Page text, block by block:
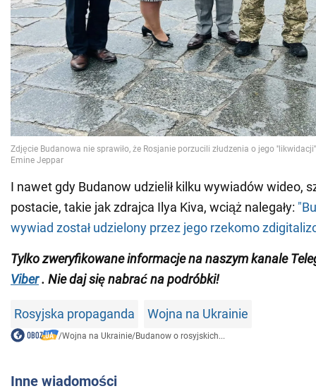
I nawet gdy Budanow udzielił kilku wywiadów wideo,
postacie, takie jak zdrajca Ilya Kiva, wciąż nalegały:
wywiad został udzielony przez jego rzekomo
Tylko zweryfikowane informacje na naszym kanale
Viber. Nie daj się nabrać na podróbki!
Rosyjska propaganda Wojna na Ukrainie
/Wojna na Ukrainie/Budanow o rosyjskich...
Inne wiadomości